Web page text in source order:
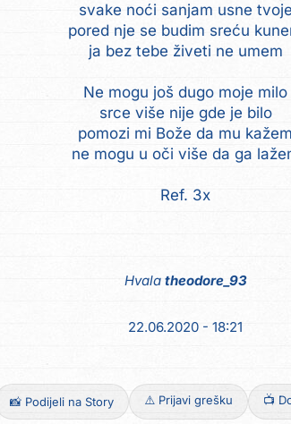
svake noći sanjam usne tvoje
pored nje se budim sreću
ja bez tebe živeti ne umem
Ne mogu još dugo moje milo
srce više nije gde je bilo
pomozi mi Bože da mu kažem
ne mogu u oči više da ga
Ref. 3x
Hvala theodore_93
22.06.2020 - 18:21
📸 Podijeli na Story ⚠️ Prijavi grešku 📺